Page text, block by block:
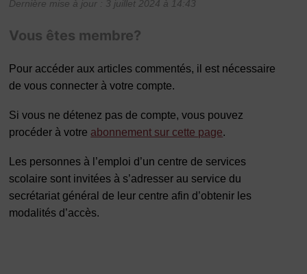
Dernière mise à jour : 3 juillet 2024 à 14:43
Vous êtes membre?
Pour accéder aux articles commentés, il est nécessaire
de vous connecter à votre compte.
Si vous ne détenez pas de compte, vous pouvez
procéder à votre abonnement sur cette page.
Les personnes à l’emploi d’un centre de services
scolaire sont invitées à s’adresser au service du
secrétariat général de leur centre afin d’obtenir les
modalités d’accès.